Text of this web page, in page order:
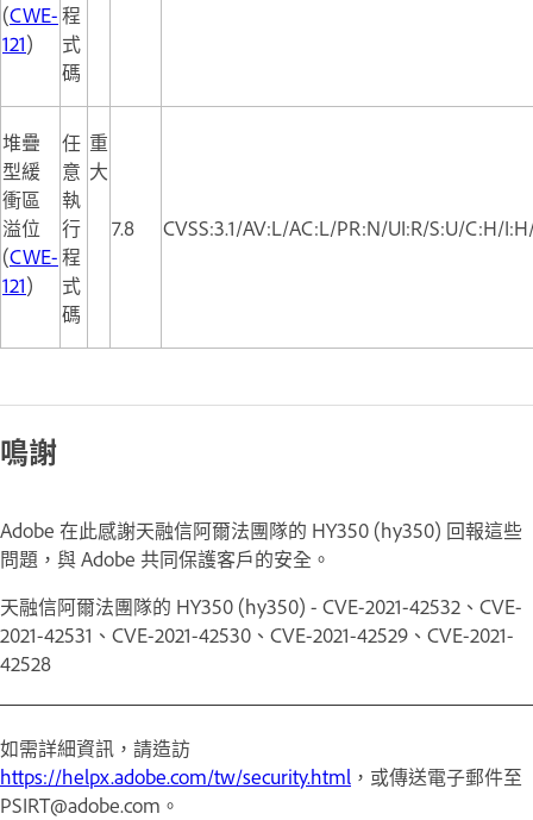
(CWE-
121)
程
式
碼
堆疊
型緩
衝區
溢位
(CWE-
121)
任
意
執
行
程
式
碼
重
大
7.8
CVSS:3.1/AV:L/AC:L/PR:N/UI:R/S:U/C:H/
鳴謝
Adobe 在此感謝天融信阿爾法團隊的 HY350 (hy350) 回報這些
問題，與 Adobe 共同保護客戶的安全。
天融信阿爾法團隊的 HY350 (hy350) - CVE-2021-42532、CVE-
2021-42531、CVE-2021-42530、CVE-2021-42529、CVE-2021-
42528
如需詳細資訊，請造訪
https://helpx.adobe.com/tw/security.html ，或傳送電子郵件至
PSIRT@adobe.com。